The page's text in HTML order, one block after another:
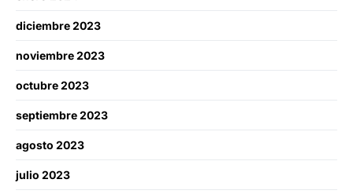
diciembre 2023
noviembre 2023
octubre 2023
septiembre 2023
agosto 2023
julio 2023